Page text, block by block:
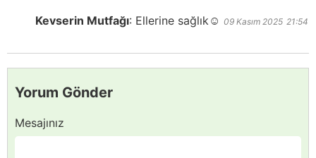
Kevserin Mutfağı: Ellerine sağlık☺️ 09 Kasım 2025 21:54
Yorum Gönder
Mesajınız